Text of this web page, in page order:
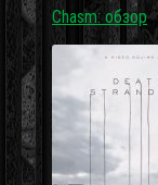
Chasm: обзор